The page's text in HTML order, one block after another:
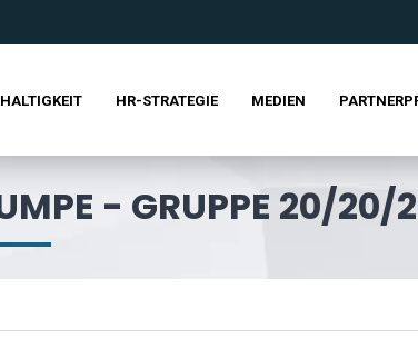
HR-STRATEGIE MEDIEN
- GRUPPE 20/20/